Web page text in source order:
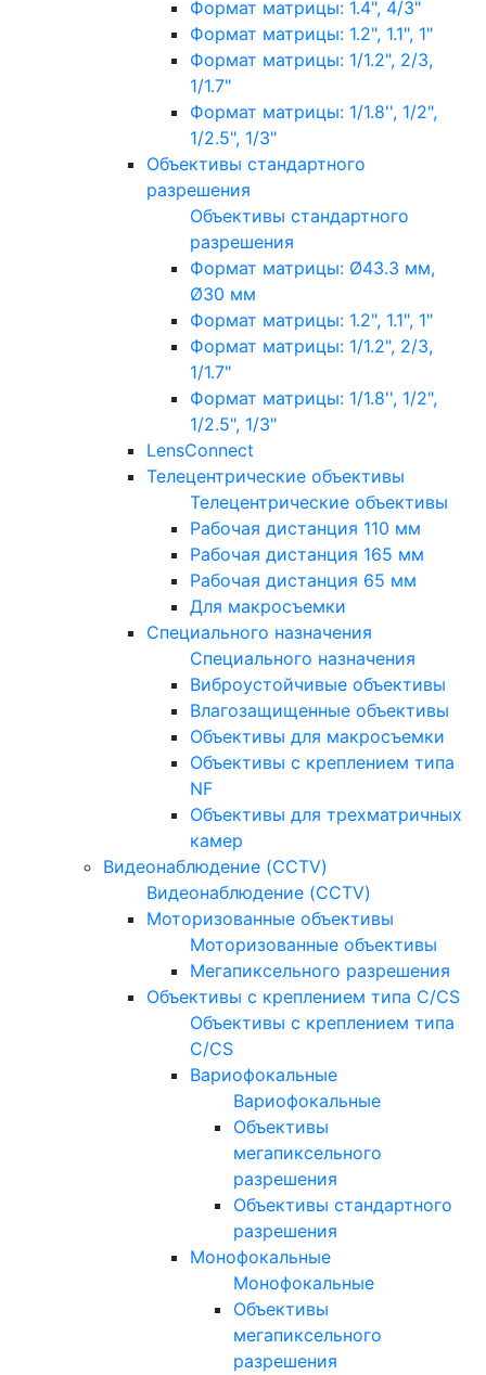
Формат матрицы: 1.4", 4/3"
Формат матрицы: 1.2", 1.1", 1"
Формат матрицы: 1/1.2", 2/3,
1/1.7"
Формат матрицы: 1/1.8'', 1/2",
1/2.5", 1/3"
Объективы стандартного
разрешения
Объективы стандартного
разрешения
Формат матрицы: Ø43.3 мм,
Ø30 мм
Формат матрицы: 1.2", 1.1", 1"
Формат матрицы: 1/1.2", 2/3,
1/1.7"
Формат матрицы: 1/1.8'', 1/2",
1/2.5", 1/3"
LensConnect
Телецентрические объективы
Телецентрические объективы
Рабочая дистанция 110 мм
Рабочая дистанция 165 мм
Рабочая дистанция 65 мм
Для макросъемки
Специального назначения
Специального назначения
Виброустойчивые объективы
Влагозащищенные объективы
Объективы для макросъемки
Объективы с креплением типа
NF
Объективы для трехматричных
камер
Видеонаблюдение (CCTV)
Видеонаблюдение (CCTV)
Моторизованные объективы
Моторизованные объективы
Мегапиксельного разрешения
Объективы с креплением типа C/CS
Объективы с креплением типа
C/CS
Вариофокальные
Вариофокальные
Объективы
мегапиксельного
разрешения
Объективы стандартного
разрешения
Монофокальные
Монофокальные
Объективы
мегапиксельного
разрешения